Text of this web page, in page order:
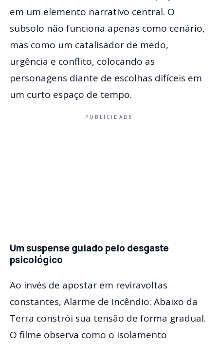
em um elemento narrativo central. O
subsolo não funciona apenas como cenário,
mas como um catalisador de medo,
urgência e conflito, colocando as
personagens diante de escolhas difíceis em
um curto espaço de tempo.
PUBLICIDADE
Um suspense guiado pelo desgaste
psicológico
Ao invés de apostar em reviravoltas
constantes, Alarme de Incêndio: Abaixo da
Terra constrói sua tensão de forma gradual.
O filme observa como o isolamento